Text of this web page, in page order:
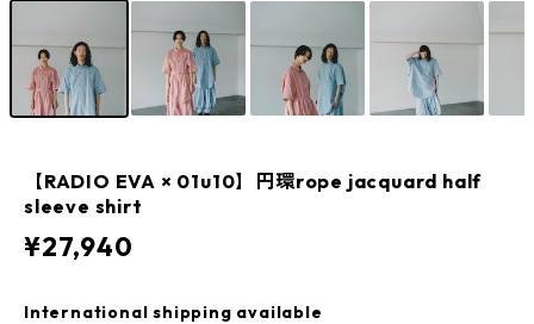
【RADIO EVA × 01u10】円環rope jacquard half
sleeve shirt
¥27,940
International shipping available